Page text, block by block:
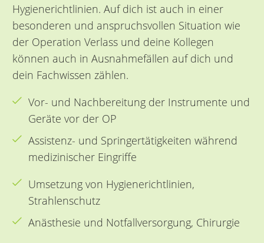
Hygienerichtlinien. Auf dich ist auch in einer
besonderen und anspruchsvollen Situation wie
der Operation Verlass und deine Kollegen
können auch in Ausnahmefällen auf dich und
dein Fachwissen zählen.
Vor- und Nachbereitung der Instrumente und
Geräte vor der OP
Assistenz- und Springertätigkeiten während
medizinischer Eingriffe
Umsetzung von Hygienerichtlinien,
Strahlenschutz
Anästhesie und Notfallversorgung, Chirurgie